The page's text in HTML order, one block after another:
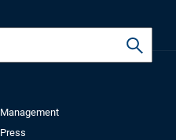
Management
Press